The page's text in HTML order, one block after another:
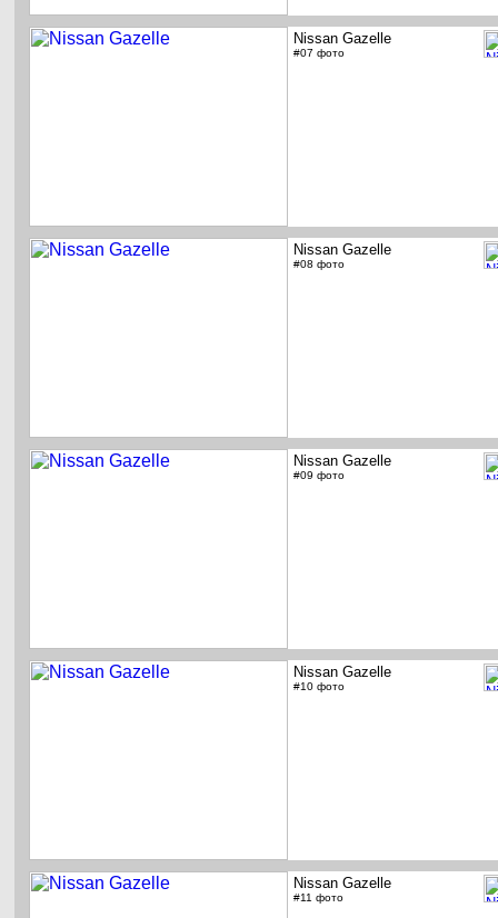
Nissan Gazelle
#07 фото
Nissan Gazelle
#08 фото
Nissan Gazelle
#09 фото
Nissan Gazelle
#10 фото
Nissan Gazelle
#11 фото